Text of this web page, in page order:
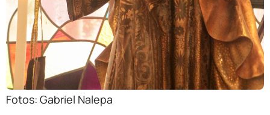
Fotos: Gabriel Nalepa